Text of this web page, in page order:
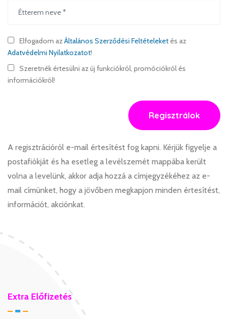
Elfogadom azÁltalános Szerződési Feltételeket és az
Adatvédelmi Nyilatkozatot!
Szeretnék értesülni az új funkciókról, promóciókról és
információkról!
Regisztrálok
A regisztrációról e-mail értesítést fog kapni. Kérjük figyelje a
postafiókját és ha esetleg a levélszemét mappába került
volna a levelünk, akkor adja hozzá a címjegyzékéhez az e-
mail címünket, hogy a jövőben megkapjon minden értesítést,
információt, akciónkat.
Extra Előfizetés